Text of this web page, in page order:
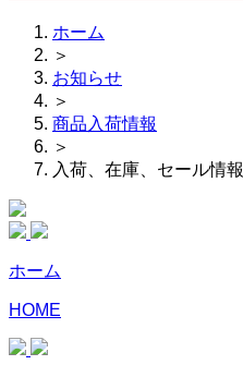
ホーム
＞
お知らせ
＞
商品入荷情報
＞
入荷、在庫、セール情報
ホーム
HOME